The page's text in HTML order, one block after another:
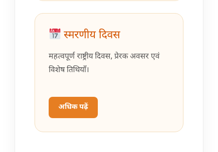
स्मरणीय दिवस
महत्वपूर्ण राष्ट्रीय दिवस, प्रेरक अवसर एवं
विशेष तिथियाँ।
अधिक पढ़ें